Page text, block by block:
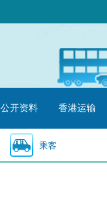
公开资料 香港运输
乘客